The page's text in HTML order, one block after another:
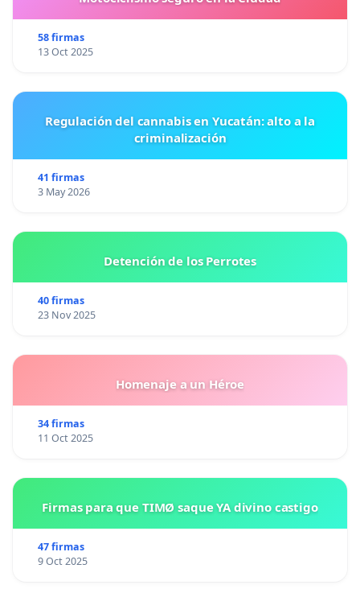
58 firmas
13 Oct 2025
Regulación del cannabis en Yucatán: alto a la
criminalización
41 firmas
3 May 2026
Detención de los Perrotes
40 firmas
23 Nov 2025
Homenaje a un Héroe
34 firmas
11 Oct 2025
Firmas para que TIMØ saque YA divino castigo
47 firmas
9 Oct 2025